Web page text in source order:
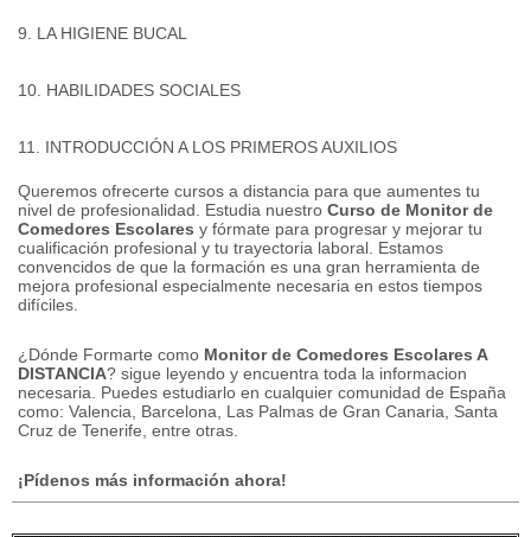
9. LA HIGIENE BUCAL
10. HABILIDADES SOCIALES
11. INTRODUCCIÓN A LOS PRIMEROS AUXILIOS
Queremos ofrecerte cursos a distancia para que aumentes tu
nivel de profesionalidad. Estudia nuestro Curso de Monitor de
Comedores Escolares y fórmate para progresar y mejorar tu
cualificación profesional y tu trayectoria laboral. Estamos
convencidos de que la formación es una gran herramienta de
mejora profesional especialmente necesaria en estos tiempos
difíciles.
¿Dónde Formarte como Monitor de Comedores Escolares A
DISTANCIA? sigue leyendo y encuentra toda la informacion
necesaria. Puedes estudiarlo en cualquier comunidad de España
como: Valencia, Barcelona, ​​Las Palmas de Gran Canaria, Santa
Cruz de Tenerife, entre otras.
¡Pídenos más información ahora!